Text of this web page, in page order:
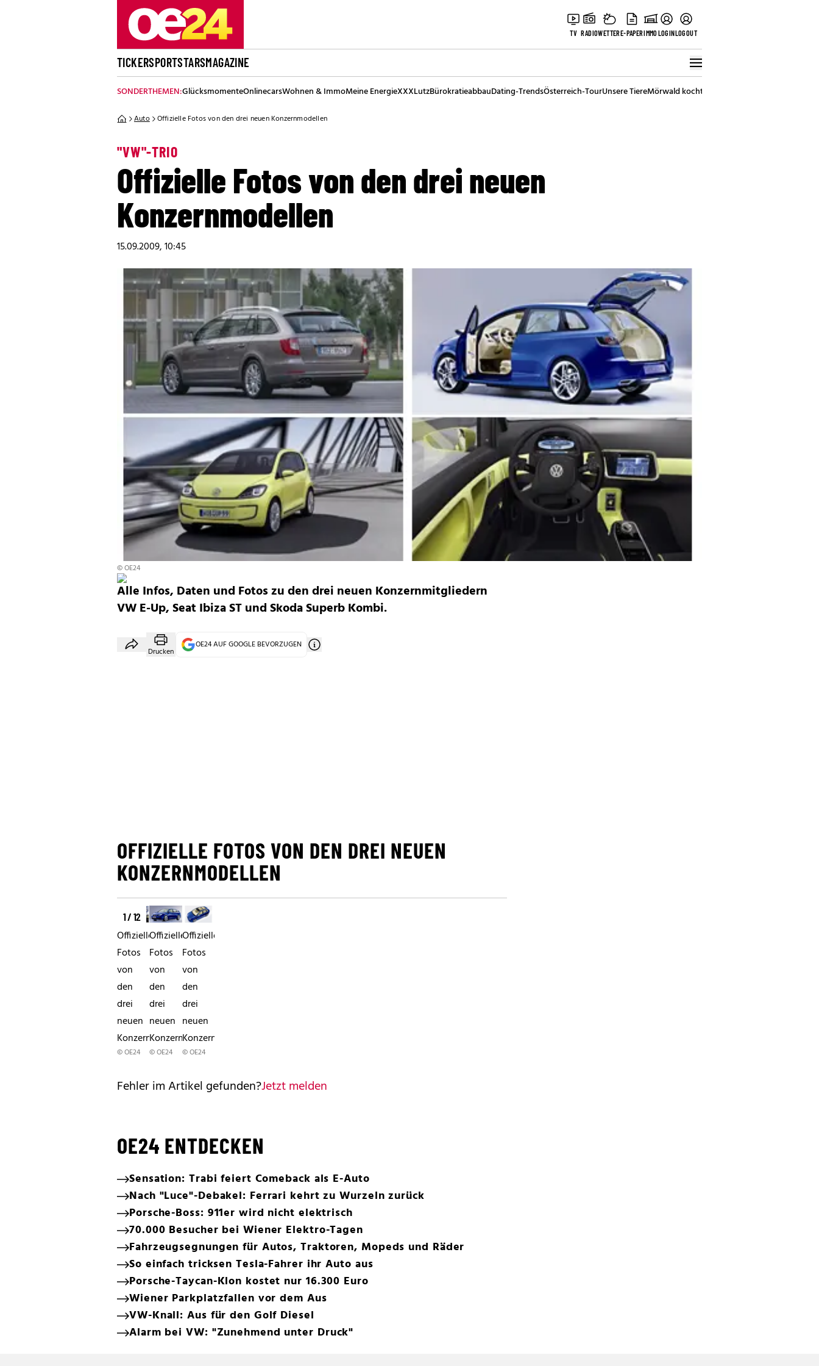
TV RADIOWETTERE-PAPERIMMOLOGINLOGOUT
TICKERSPORTSTARSMAGAZINE
SONDERTHEMEN:GlücksmomenteOnlinecarsWohnen & ImmoMeine EnergieXXXLutzBürokratieabbauDating-TrendsÖsterreich-TourUnsere TiereMörwald kocht
Auto Offizielle Fotos von den drei neuen Konzernmodellen
"VW"-TRIO
Offizielle Fotos von den drei neuen
Konzernmodellen
15.09.2009, 10:45
© OE24
Alle Infos, Daten und Fotos zu den drei neuen Konzernmitgliedern
VW E-Up, Seat Ibiza ST und Skoda Superb Kombi.
Drucken
OE24 AUF GOOGLE BEVORZUGEN
OFFIZIELLE FOTOS VON DEN DREI NEUEN
KONZERNMODELLEN
1 / 12
Offizielle
Fotos
von
den
drei
neuen
Konzernmodellen
© OE24
Offizielle
Fotos
von
den
drei
neuen
Konzernmodellen
© OE24
Offizielle
Fotos
von
den
drei
neuen
Konzernmodellen
© OE24
Fehler im Artikel gefunden?Jetzt melden
OE24 ENTDECKEN
Sensation: Trabi feiert Comeback als E-Auto
Nach "Luce"-Debakel: Ferrari kehrt zu Wurzeln zurück
Porsche-Boss: 911er wird nicht elektrisch
70.000 Besucher bei Wiener Elektro-Tagen
Fahrzeugsegnungen für Autos, Traktoren, Mopeds und Räder
So einfach tricksen Tesla-Fahrer ihr Auto aus
Porsche-Taycan-Klon kostet nur 16.300 Euro
Wiener Parkplatzfallen vor dem Aus
VW-Knall: Aus für den Golf Diesel
Alarm bei VW: "Zunehmend unter Druck"